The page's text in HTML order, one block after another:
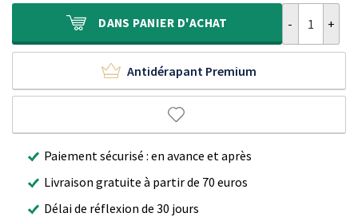
240,00 €.
149,95 €.
DANS PANIER D'ACHAT
Antidérapant Premium
Paiement sécurisé : en avance et après
Livraison gratuite à partir de 70 euros
Délai de réflexion de 30 jours